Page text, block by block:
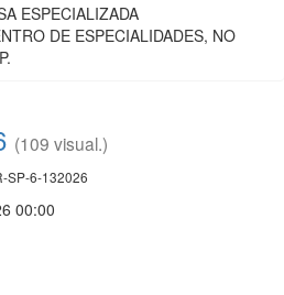
ESPECIALIZADA
DE ESPECIALIDADES, NO
(109 visual.)
SP-6-132026
00:00